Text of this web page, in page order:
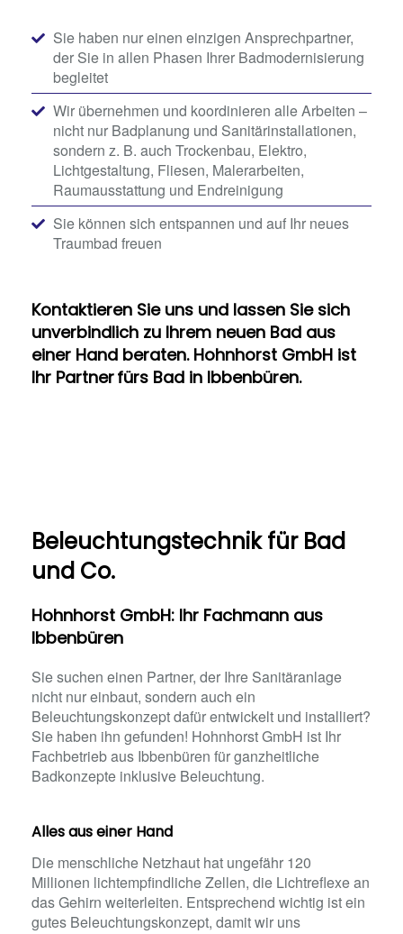
Sie haben nur einen einzigen Ansprechpartner,
der Sie in allen Phasen Ihrer Badmodernisierung
begleitet
Wir übernehmen und koordinieren alle Arbeiten –
nicht nur Badplanung und Sanitärinstallationen,
sondern z. B. auch Trockenbau, Elektro,
Lichtgestaltung, Fliesen, Malerarbeiten,
Raumausstattung und Endreinigung
Sie können sich entspannen und auf Ihr neues
Traumbad freuen
Kontaktieren Sie uns und lassen Sie sich
unverbindlich zu Ihrem neuen Bad aus
einer Hand beraten. Hohnhorst GmbH ist
Ihr Partner fürs Bad in Ibbenbüren.
Beleuchtungstechnik für Bad
und Co.
Hohnhorst GmbH: Ihr Fachmann aus
Ibbenbüren
Sie suchen einen Partner, der Ihre Sanitäranlage
nicht nur einbaut, sondern auch ein
Beleuchtungskonzept dafür entwickelt und installiert?
Sie haben ihn gefunden! Hohnhorst GmbH ist Ihr
Fachbetrieb aus Ibbenbüren für ganzheitliche
Badkonzepte inklusive Beleuchtung.
Alles aus einer Hand
Die menschliche Netzhaut hat ungefähr 120
Millionen lichtempfindliche Zellen, die Lichtreflexe an
das Gehirn weiterleiten. Entsprechend wichtig ist ein
gutes Beleuchtungskonzept, damit wir uns